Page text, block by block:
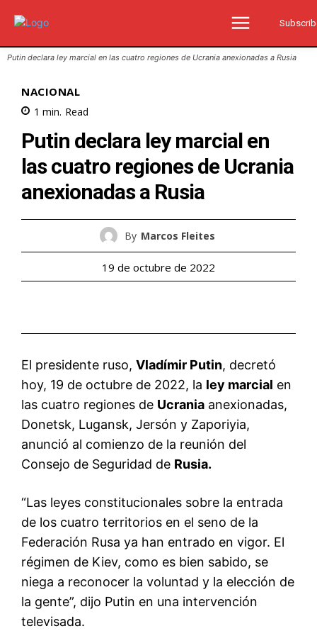
Putin declara ley marcial en las cuatro regiones de Ucrania anexionadas a Rusia
NACIONAL
1 min. Read
Putin declara ley marcial en
las cuatro regiones de Ucrania
anexionadas a Rusia
By Marcos Fleites
19 de octubre de 2022
El presidente ruso, Vladímir Putin, decretó
hoy, 19 de octubre de 2022, la ley marcial en
las cuatro regiones de Ucrania anexionadas,
Donetsk, Lugansk, Jersón y Zaporiyia,
anunció al comienzo de la reunión del
Consejo de Seguridad de Rusia.
“Las leyes constitucionales sobre la entrada
de los cuatro territorios en el seno de la
Federación Rusa ya han entrado en vigor. El
régimen de Kiev, como es bien sabido, se
niega a reconocer la voluntad y la elección de
la gente”, dijo Putin en una intervención
televisada.